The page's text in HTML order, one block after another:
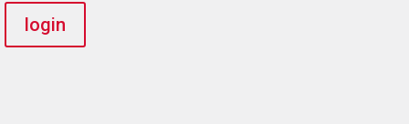
login